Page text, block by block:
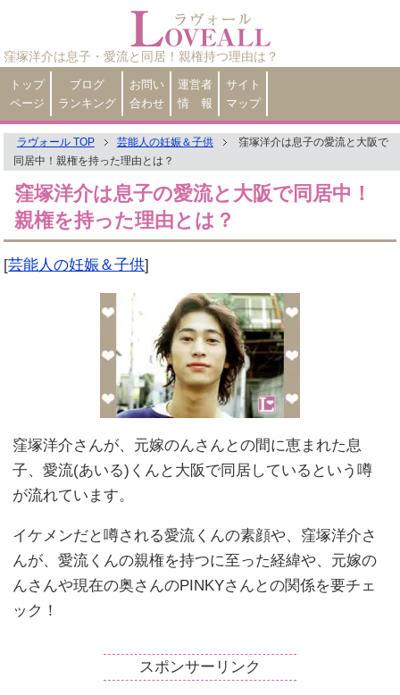
窪塚洋介は息子・愛流と同居！親権持つ理由は？
トップ
ページ
ブログ
ランキング
お問い
合わせ
運営者
情 報
サイト
マップ
ラヴォール TOP 芸能人の妊娠＆子供
窪塚洋介は息子の愛流と大阪で
同居中！親権を持った理由とは？
窪塚洋介は息子の愛流と大阪で同居中！
親権を持った理由とは？
[芸能人の妊娠＆子供]
窪塚洋介さんが、元嫁のんさんとの間に恵まれた息
子、愛流(あいる)くんと大阪で同居しているという噂
が流れています。
イケメンだと噂される愛流くんの素顔や、窪塚洋介さ
んが、愛流くんの親権を持つに至った経緯や、元嫁の
んさんや現在の奥さんのPINKYさんとの関係を要チェ
ック！
スポンサーリンク